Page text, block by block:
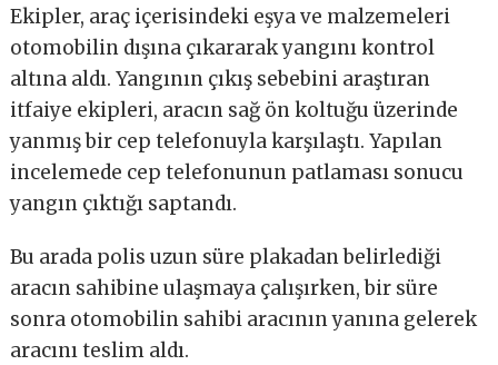
Ekipler, araç içerisindeki eşya ve malzemeleri
otomobilin dışına çıkararak yangını kontrol
altına aldı. Yangının çıkış sebebini araştıran
itfaiye ekipleri, aracın sağ ön koltuğu üzerinde
yanmış bir cep telefonuyla karşılaştı. Yapılan
incelemede cep telefonunun patlaması sonucu
yangın çıktığı saptandı.
Bu arada polis uzun süre plakadan belirlediği
aracın sahibine ulaşmaya çalışırken, bir süre
sonra otomobilin sahibi aracının yanına gelerek
aracını teslim aldı.